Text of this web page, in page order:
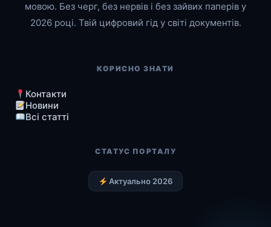
мовою. Без черг, без нервів і без зайвих паперів у
2026 році. Твій цифровий гід у світі документів.
КОРИСНО ЗНАТИ
Контакти
Новини
Всі статті
СТАТУС ПОРТАЛУ
Актуально 2026